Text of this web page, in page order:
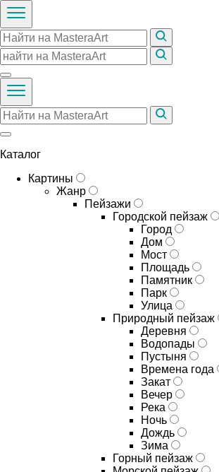
Каталог
Картины
Жанр
Пейзажи
Городской пейзаж
Город
Дом
Мост
Площадь
Памятник
Парк
Улица
Природный пейзаж
Деревня
Водопады
Пустыня
Времена года
Закат
Вечер
Река
Ночь
Дождь
Зима
Горный пейзаж